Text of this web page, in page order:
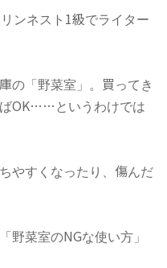
ンネスト1級でライター
の「野菜室」。買ってき
OK……というわけでは
やすくなったり、傷んだ
野菜室のNGな使い方」